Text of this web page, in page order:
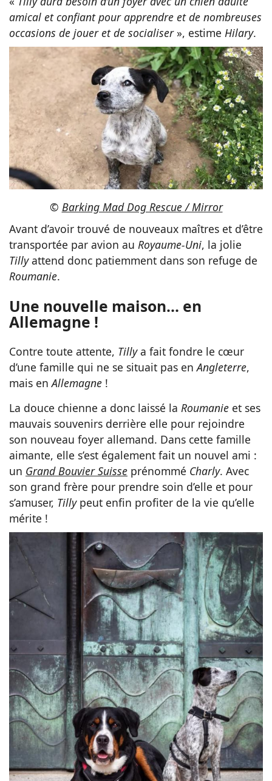
amical et confiant pour apprendre et de nombreuses
occasions de jouer et de socialiser», estime Hilary.
© Barking Mad Dog Rescue / Mirror
Avant d’avoir trouvé de nouveaux maîtres et d’être
transportée par avion au Royaume-Uni, la jolie
Tillyattend donc patiemment dans son refuge de
Roumanie.
Une nouvelle maison… en
Allemagne !
Contre toute attente, Tillya fait fondre le cœur
d’une famille qui ne se situait pas enAngleterre,
mais enAllemagne !
La douce chienne a donc laissé la Roumanie et ses
mauvais souvenirs derrière elle pour rejoindre
son nouveau foyer allemand. Dans cette famille
aimante, elle s’est également fait un nouvel ami :
un Grand Bouvier Suisse prénommé Charly. Avec
son grand frère pour prendre soin d’elle et pour
s’amuser, Tilly peut enfin profiter de la vie qu’elle
mérite !